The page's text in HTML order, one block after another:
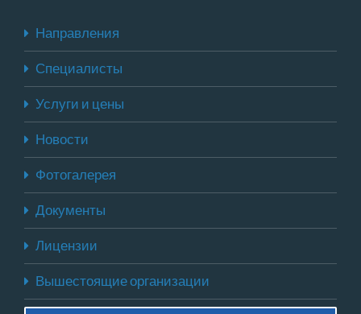
Направления
Специалисты
Услуги и цены
Новости
Фотогалерея
Документы
Лицензии
Вышестоящие организации